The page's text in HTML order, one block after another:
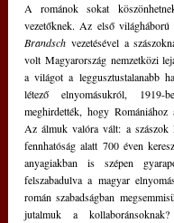
A románok sokat
vezetőknek. Az első
Brandsch vezetésével a
volt Magyarország nemzetközi
a világot a leggusztustalanabb
létező elnyomásukról, 1919-
meghirdették, hogy Romániához
Az álmuk valóra vált: a szászok
fennhatóság alatt 700 éven
anyagiakban is szépen
felszabadulva a magyar
román szabadságban
jutalmuk a